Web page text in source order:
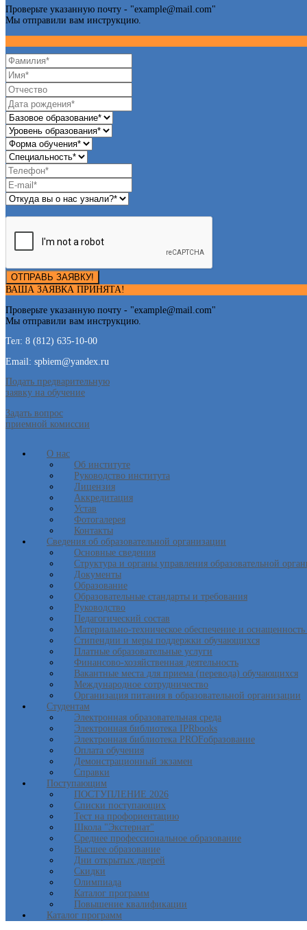
Проверьте указанную почту - "example@mail.com"
Мы отправили вам инструкцию.
ОТПРАВЬ ЗАЯВКУ!
ВАША ЗАЯВКА ПРИНЯТА!
Проверьте указанную почту - "example@mail.com"
Мы отправили вам инструкцию.
Тел: 8 (812) 635-10-00
Email: spbiem@yandex.ru
Подать предварительную
заявку на обучение
Задать вопрос
приемной комиссии
О нас
Об институте
Руководство института
Лицензия
Аккредитация
Устав
Фотогалерея
Контакты
Сведения об образовательной организации
Основные сведения
Структура и органы управления образовательной
Документы
Образование
Образовательные стандарты и требования
Руководство
Педагогический состав
Материально-техническое обеспечение и
Стипендии и меры поддержки обучающихся
Платные образовательные услуги
Финансово-хозяйственная деятельность
Вакантные места для приема (перевода) обучающихся
Международное сотрудничество
Организация питания в образовательной организации
Студентам
Электронная образовательная среда
Электронная библиотека IPRbooks
Электронная библиотека PROFобразование
Оплата обучения
Демонстрационный экзамен
Справки
Поступающим
ПОСТУПЛЕНИЕ 2026
Списки поступающих
Тест на профориентацию
Школа "Экстернат"
Среднее профессиональное образование
Высшее образование
Дни открытых дверей
Скидки
Олимпиада
Каталог программ
Повышение квалификации
Каталог программ